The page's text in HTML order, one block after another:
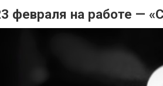
февраля на работе —